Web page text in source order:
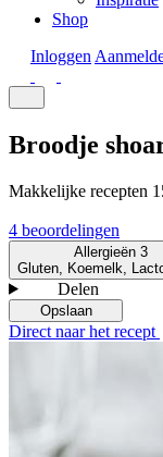
Shop
Inloggen
Broodje
Makkelijke recepten
4 beoordelingen
Allergieën 3
Gluten, Koemelk,
Delen
Opslaan
Direct naar het recept